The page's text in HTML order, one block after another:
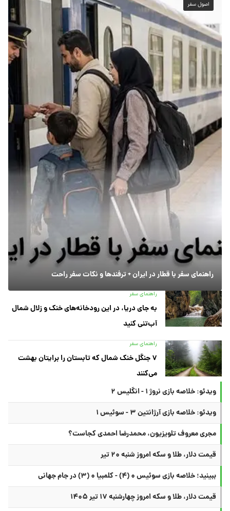
اصول سفر
راهنمای سفر با قطار در ایران + ترفندها و نکات سفر راحت
راهنمای سفر
به جای دریا، در این رودخانه‌های خنک و زلال شمال
آب‌تنی کنید
راهنمای سفر
۷ جنگل خنک شمال که تابستان را برایتان بهشت
می‌کنند
ویدئو: خلاصه بازی نروژ ۱ - انگلیس ۲
ویدئو: خلاصه بازی آرژانتین ۳ - سوئیس ۱
مجری معروف تلویزیون، محمدرضا احمدی کجاست؟
قیمت دلار، طلا و سکه امروز شنبه ۲۰ تیر
ببینید؛ خلاصه بازی سوئیس ۰ (۴) - کلمبیا ۰ (۳) در جام جهانی
قیمت دلار، طلا و سکه امروز چهارشنبه ۱۷ تیر ۱۴۰۵